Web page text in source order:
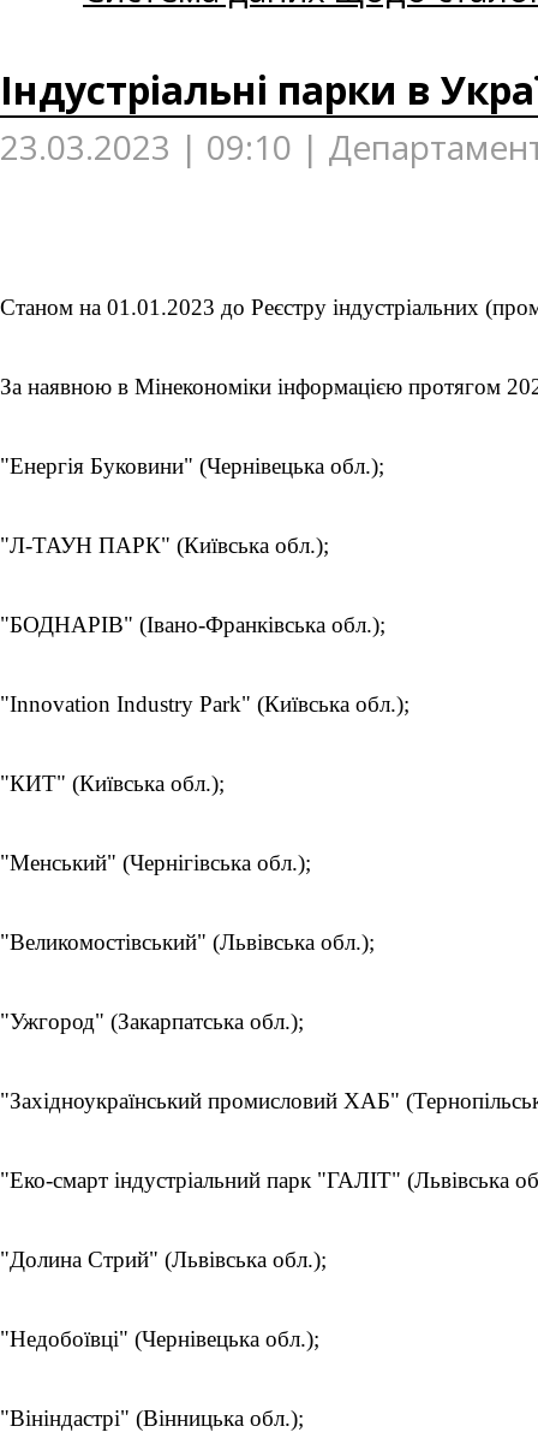
Індустріальні парки в
23.03.2023 | 09:10 | Департамент
Станом на 01.01.2023 до Реєстру індустріальних
За наявною в Мінекономіки інформацією протягом
"Енергія Буковини" (Чернівецька обл.);
"Л-ТАУН ПАРК" (Київська обл.);
"БОДНАРІВ" (Івано-Франківська обл.);
"Innovation Industry Park" (Київська обл.);
"КИТ" (Київська обл.);
"Менський" (Чернігівська обл.);
"Великомостівський" (Львівська обл.);
"Ужгород" (Закарпатська обл.);
"Західноукраїнський промисловий ХАБ"
"Еко-смарт індустріальний парк "ГАЛІТ" (Львівська
"Долина Стрий" (Львівська обл.);
"Недобоївці" (Чернівецька обл.);
"Вініндастрі" (Вінницька обл.);